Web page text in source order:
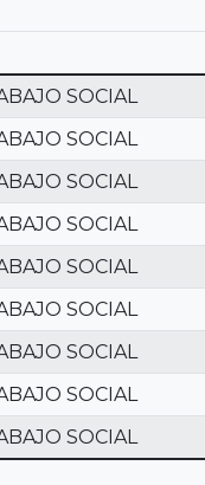
SOCIAL
SOCIAL
SOCIAL
SOCIAL
SOCIAL
SOCIAL
SOCIAL
SOCIAL
SOCIAL